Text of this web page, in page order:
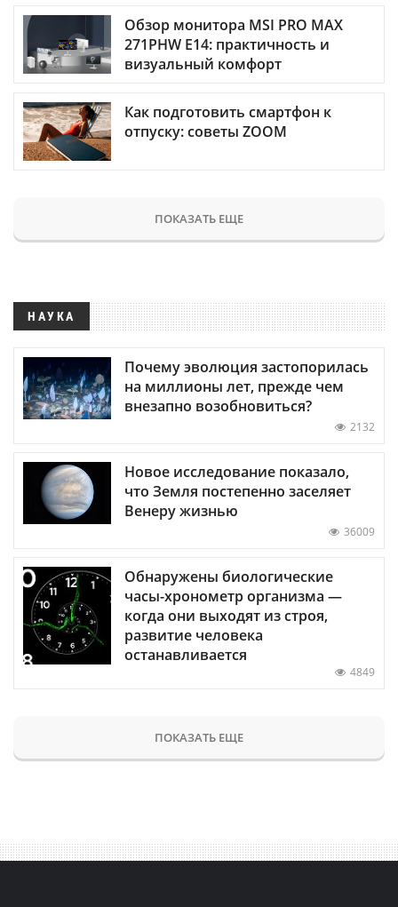
Обзор монитора MSI PRO MAX
271PHW E14: практичность и
визуальный комфорт
Как подготовить смартфон к
отпуску: советы ZOOM
ПОКАЗАТЬ ЕЩЕ
НАУКА
Почему эволюция застопорилась
на миллионы лет, прежде чем
внезапно возобновиться?
2132
Новое исследование показало,
что Земля постепенно заселяет
Венеру жизнью
36009
Обнаружены биологические
часы-хронометр организма —
когда они выходят из строя,
развитие человека
останавливается
4849
ПОКАЗАТЬ ЕЩЕ